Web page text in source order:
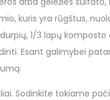
kuris yra rūgštus,
1/3 lapų komposto
Esant galimybei
Sodinkite tokiame